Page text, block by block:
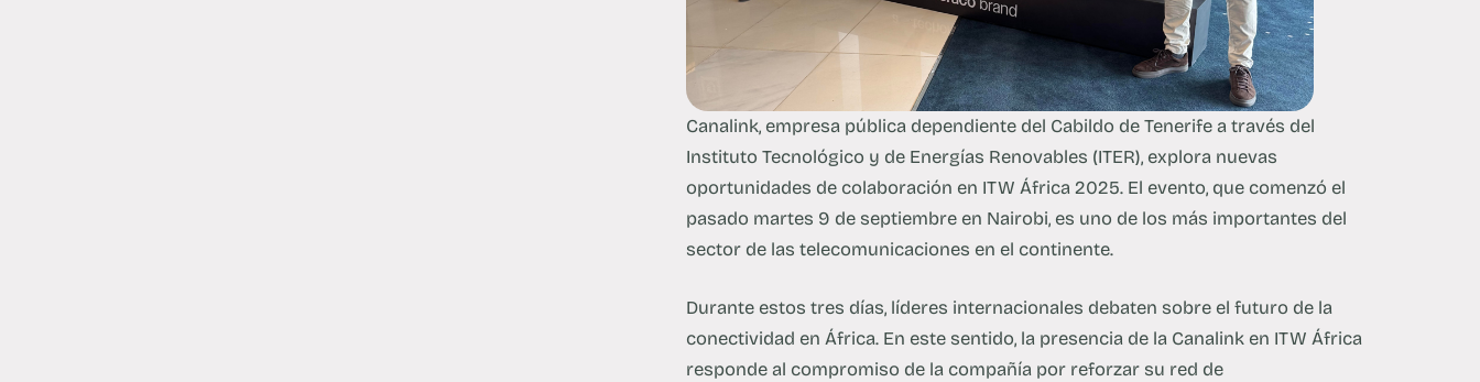
Canalink, empresa pública dependiente del Cabildo de Tenerife a través del
Instituto Tecnológico y de Energías Renovables (ITER), explora nuevas
oportunidades de colaboración en ITW África 2025. El evento, que comenzó el
pasado martes 9 de septiembre en Nairobi, es uno de los más importantes del
sector de las telecomunicaciones en el continente.
Durante estos tres días, líderes internacionales debaten sobre el futuro de la
conectividad en África. En este sentido, la presencia de la Canalink en ITW África
responde al compromiso de la compañía por reforzar su red de